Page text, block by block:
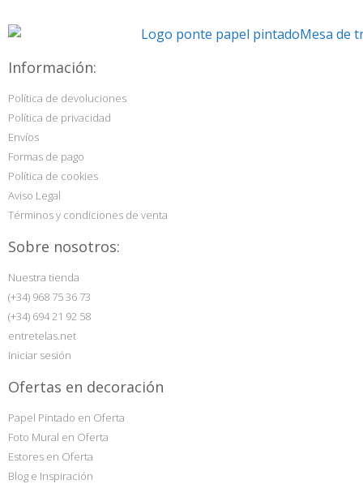
Información:
Política de devoluciones
Política de privacidad
Envíos
Formas de pago
Política de cookies
Aviso Legal
Términos y condiciones de venta
Sobre nosotros:
Nuestra tienda
(+34) 968 75 36 73
(+34) 694 21 92 58
entretelas.net
Iniciar sesión
Ofertas en decoración
Papel Pintado en Oferta
Foto Mural en Oferta
Estores en Oferta
Blog e Inspiración